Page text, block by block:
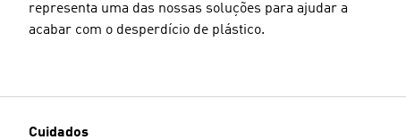
representa uma das nossas soluções para ajudar a
acabar com o desperdício de plástico.
Cuidados